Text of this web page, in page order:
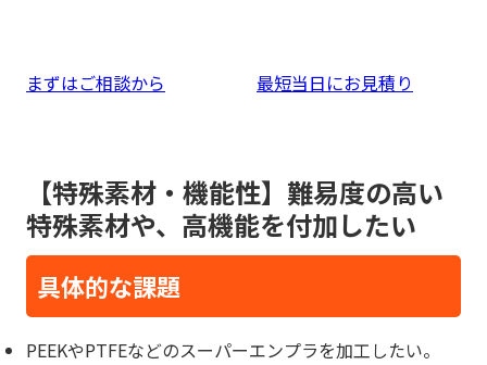
まずはご相談から 最短当日にお見積り
【特殊素材・機能性】難易度の高い
特殊素材や、高機能を付加したい
具体的な課題
PEEKやPTFEなどのスーパーエンプラを加工したい。